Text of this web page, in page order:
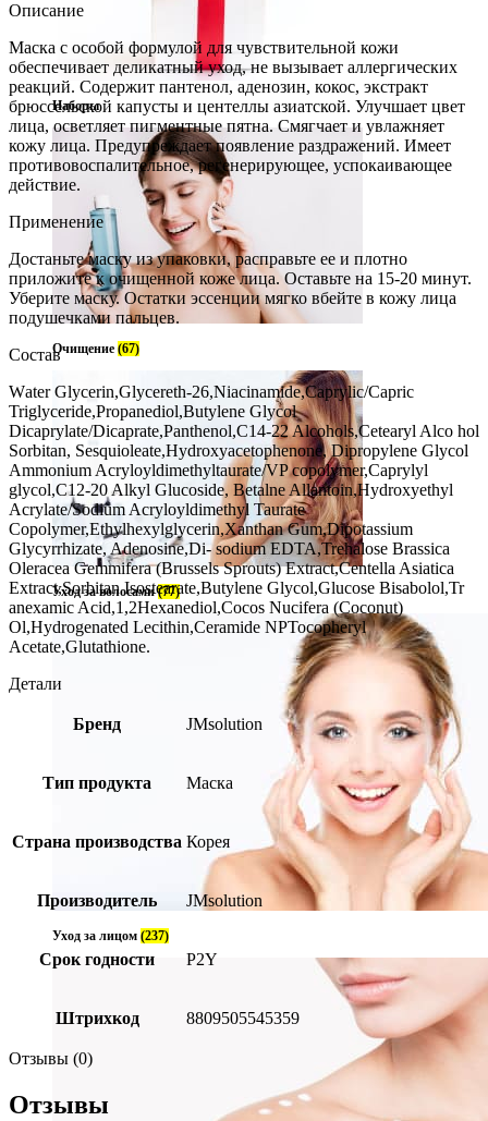
Наборы
Очищение (67)
Уход за волосами(77)
Уход за лицом (237)
Описание
Маска с особой формулой для чувствительной кожи
обеспечивает деликатный уход, не вызывает аллергических
реакций. Содержит пантенол, аденозин, кокос, экстракт
брюссельской капусты и центеллы азиатской. Улучшает цвет
лица, осветляет пигментные пятна. Смягчает и увлажняет
кожу лица. Предупреждает появление раздражений. Имеет
противовоспалительное, регенерирующее, успокаивающее
действие.
Применение
Достаньте маску из упаковки, расправьте ее и плотно
приложите к очищенной коже лица. Оставьте на 15-20 минут.
Уберите маску. Остатки эссенции мягко вбейте в кожу лица
подушечками пальцев.
Состав
Wаter Glycerin,Glycereth-26,Niacinamide,Caprylic/Capric
Triglyceride,Propanediol,Butylene Glycol
Dicaprylate/Dicaprate,Panthenol,C14-22 Alcohols,Cetearyl Alco hol
Sorbitan, Sesquioleate,Hydroxyacetophenone, Dipropylene Glycol
Ammonium Acryloyldimethyltaurate/VP copolymer,Caprylyl
glycol,C12-20 Alkyl Glucoside, Betalne Allantoin,Hydroxyethyl
Acrylate/Sodium Acryloyldimethyl Taurate
Copolymer,Ethylhexylglycerin,Xanthan Gum,Dipotassium
Glycyrrhizate, Adenosine,Di- sodium EDTA,Trehalose Brassica
Oleracea Gemmifera (Brussels Sprouts) Extract,Centella Asiatica
Extract,Sorbitan Isostearate,Butylene Glycol,Glucose Bisabolol,Tr
anexamic Acid,1,2Hexanediol,Cocos Nucifera (Coconut)
Ol,Hydrogenated Lecithin,Ceramide NPTocopheryl
Acetate,Glutathione.
Детали
Бренд JMsolution
Тип продукта Маска
Страна производства Корея
Производитель JMsolution
Срок годности P2Y
Штрихкод 8809505545359
Отзывы (0)
Отзывы